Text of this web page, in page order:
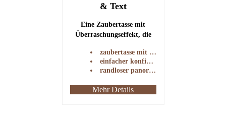
& Text
Eine Zaubertasse mit
Überraschungseffekt, die
Heißgetränks das
aufgedruckte Foto sichtbar
macht.
zaubertasse mit überraschungseffekt
einfacher konfigurationsprozess
randloser panoramadruck möglich
Mehr Details